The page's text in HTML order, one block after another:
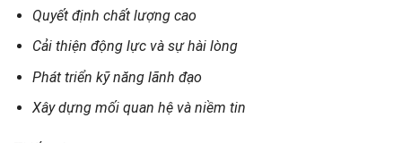
Quyết định chất lượng cao
Cải thiện động lực và sự hài lòng
Phát triển kỹ năng lãnh đạo
Xây dựng mối quan hệ và niềm tin